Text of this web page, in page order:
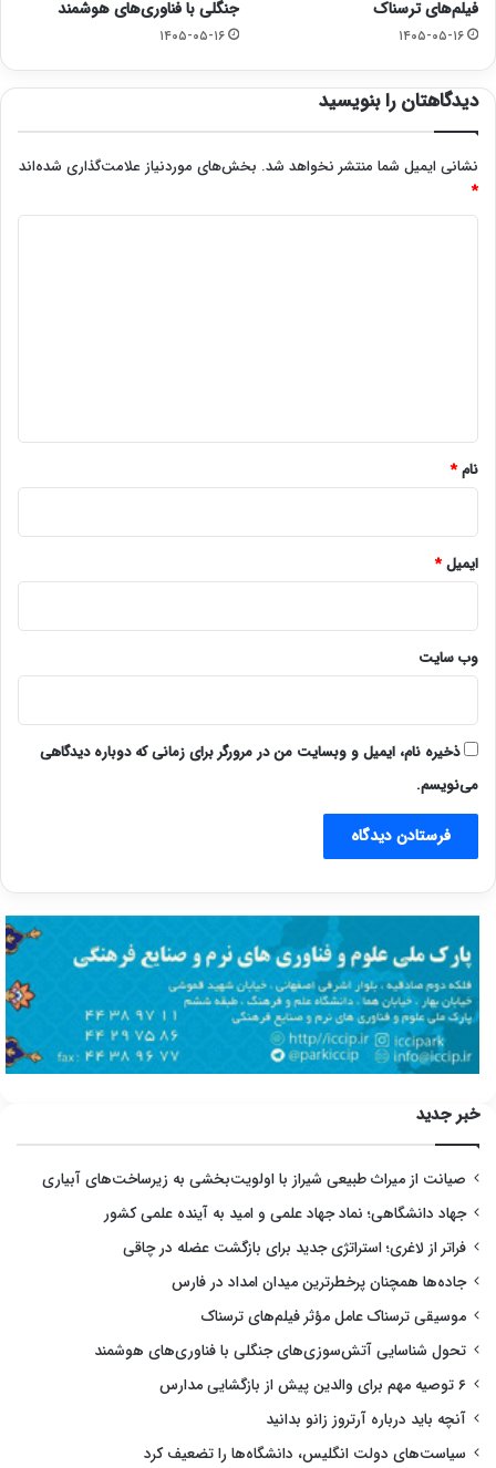
فیلم‌های ترسناک
۱۴۰۵-۰۵-۱۶
جنگلی با فناوری‌های هوشمند
۱۴۰۵-۰۵-۱۶
دیدگاهتان را بنویسید
نشانی ایمیل شما منتشر نخواهد شد. بخش‌های موردنیاز علامت‌گذاری شده‌اند
*
نام*
ایمیل*
وب‌ سایت
ذخیره نام، ایمیل و وبسایت من در مرورگر برای زمانی که دوباره دیدگاهی
می‌نویسم.
خبر جدید
صیانت از میراث طبیعی شیراز با اولویت‌بخشی به زیرساخت‌های آبیاری
جهاد دانشگاهی؛ نماد جهاد علمی و امید به آینده علمی کشور
فراتر از لاغری؛ استراتژی جدید برای بازگشت عضله در چاقی
جاده‌ها همچنان پرخطرترین میدان امداد در فارس
موسیقی ترسناک عامل مؤثر فیلم‌های ترسناک
تحول شناسایی آتش‌سوزی‌های جنگلی با فناوری‌های هوشمند
۶ توصیه مهم برای والدین پیش از بازگشایی مدارس
آنچه باید درباره آرتروز زانو بدانید
سیاست‌های دولت انگلیس، دانشگاه‌ها را تضعیف کرد